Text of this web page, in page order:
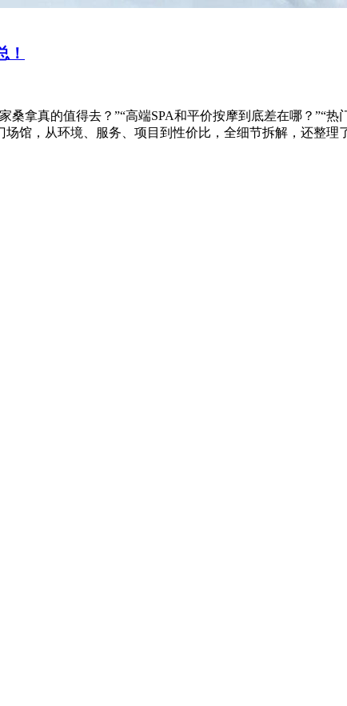
！
桑拿真的值得去？”“高端SPA和平价按摩到底差在哪？”“
馆，从环境、服务、项目到性价比，全细节拆解，还整理